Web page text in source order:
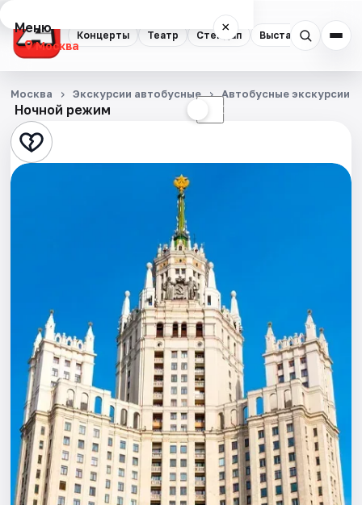
Концерты Театр Стендап Выставки
Меню ×
Москва
Концерты
Театр
Стендап
Спорт
События
Города
Площадки
Артисты
Ночной режим ☾
Москва Экскурсии автобусные Автобусные экскурсии